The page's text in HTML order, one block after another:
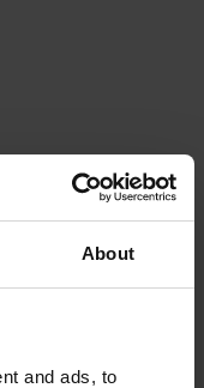
About
and ads, to